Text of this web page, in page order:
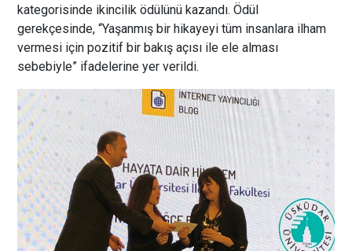
kategorisinde ikincilik ödülünü kazandı. Ödül
gerekçesinde, “Yaşanmış bir hikayeyi tüm insanlara ilham
vermesi için pozitif bir bakış açısı ile ele alması
sebebiyle” ifadelerine yer verildi.